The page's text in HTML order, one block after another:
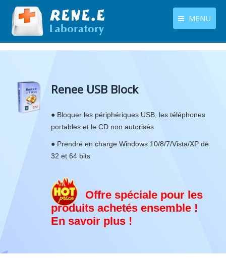
MENU
Produits
Boutique
Tutoriels
français
Renee USB Block
● Bloquer les périphériques USB, les téléphones
portables et le CD non autorisés
● Prendre en charge Windows 10/8/7/Vista/XP de
32 et 64 bits
Offre spéciale pour les
produits achetés ensemble !
En savoir plus !